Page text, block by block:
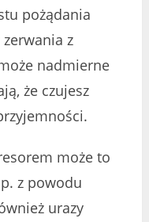
pożądania
z
nadmierne
że czujesz
może to
z powodu
urazy